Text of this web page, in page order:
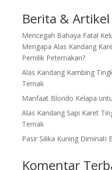
Berita & Artikel
Mencegah Bahaya Fatal
Mengapa Alas Kandang
Pemilik Peternakan?
Alas Kandang Kambing
Ternak
Manfaat Blondo Kelapa
Alas Kandang Sapi Karet
Ternak
Pasir Silika Kuning Diminati
Komentar